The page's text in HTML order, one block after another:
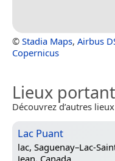
© Stadia Maps, Airbus
Copernicus
Lieux
Découvrez d’autres
Lac Puant
lac, Saguenay–Lac-